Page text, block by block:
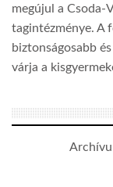
megújul a Csoda-
tagintézménye. A
biztonságosabb
várja a